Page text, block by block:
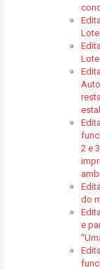
2 e
do
e